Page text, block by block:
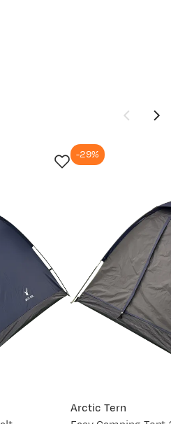
Arctic Tern
-29%